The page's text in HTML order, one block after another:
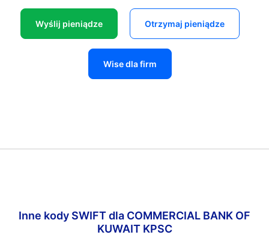
Wyślij pieniądze Otrzymaj pieniądze
Wise dla firm
Inne kody SWIFT dla COMMERCIAL BANK OF
KUWAIT KPSC